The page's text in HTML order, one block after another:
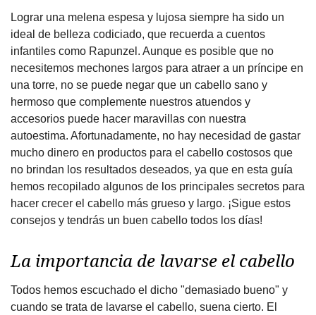
Lograr una melena espesa y lujosa siempre ha sido un
ideal de belleza codiciado, que recuerda a cuentos
infantiles como Rapunzel. Aunque es posible que no
necesitemos mechones largos para atraer a un príncipe en
una torre, no se puede negar que un cabello sano y
hermoso que complemente nuestros atuendos y
accesorios puede hacer maravillas con nuestra
autoestima. Afortunadamente, no hay necesidad de gastar
mucho dinero en productos para el cabello costosos que
no brindan los resultados deseados, ya que en esta guía
hemos recopilado algunos de los principales secretos para
hacer crecer el cabello más grueso y largo. ¡Sigue estos
consejos y tendrás un buen cabello todos los días!
La importancia de lavarse el cabello
Todos hemos escuchado el dicho "demasiado bueno" y
cuando se trata de lavarse el cabello, suena cierto. El